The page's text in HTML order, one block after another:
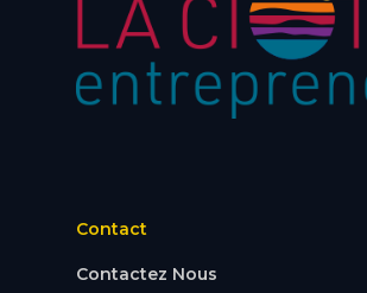
Contact
Contactez Nous